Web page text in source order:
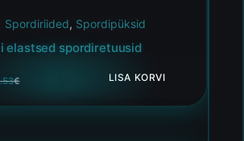
Spordiriided, Spordipüksid
elastsed spordiretuusid
€ LISA KORVI